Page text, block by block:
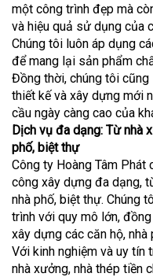
một công trình đẹp mà
và hiệu quả sử dụng của
Chúng tôi luôn áp dụng
để mang lại sản phẩm
Đồng thời, chúng tôi
thiết kế và xây dựng mới
cầu ngày càng cao của
Dịch vụ đa dạng: Từ nhà
phố, biệt thự
Công ty Hoàng Tâm Phát
công xây dựng đa dạng,
nhà phố, biệt thự. Chúng
trình với quy mô lớn,
xây dựng các căn hộ, nhà
Với kinh nghiệm và uy tín
nhà xưởng, nhà thép tiền